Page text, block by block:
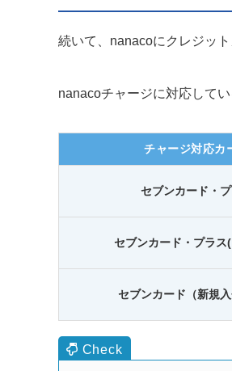
続いて、nanacoにクレジッ
nanacoチャージに対応して
チャージ対応カ
セブンカード・
セブンカード・プラス
セブンカード（新規入